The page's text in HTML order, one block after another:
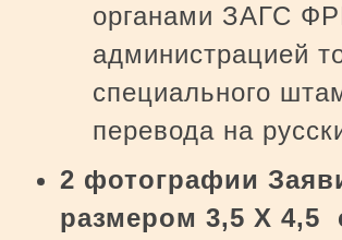
органами ЗАГС
администрацией
специального
перевода на
2 фотографии
размером 3,5 Х